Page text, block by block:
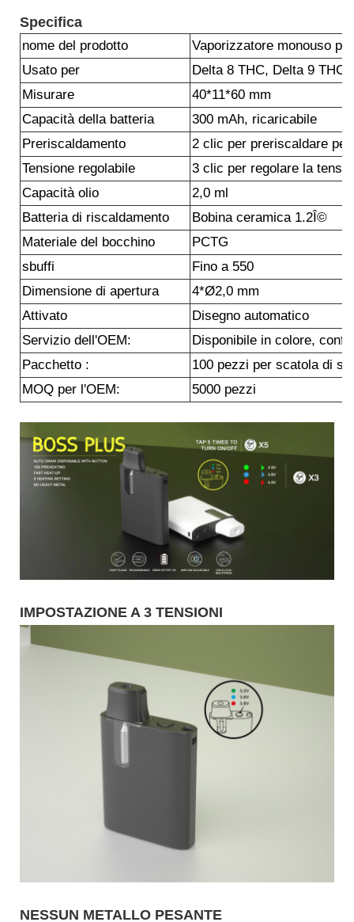
Specifica
nome del prodotto
Vaporizzatore monouso
Usato per
Delta 8 THC, Delta 9
Misurare
40*11*60 mm
Capacità della batteria
300 mAh, ricaricabile
Preriscaldamento
2 clic per preriscaldare
Tensione regolabile
3 clic per regolare la
Capacità olio
2,0 ml
Batteria di riscaldamento
Bobina ceramica 1.2Î©
Materiale del bocchino
PCTG
sbuffi
Fino a 550
Dimensione di apertura
4*Ø2,0 mm
Attivato
Disegno automatico
Servizio dell'OEM:
Disponibile in colore,
Pacchetto :
100 pezzi per scatola di
MOQ per l'OEM:
5000 pezzi
IMPOSTAZIONE A 3 TENSIONI
NESSUN METALLO PESANTE